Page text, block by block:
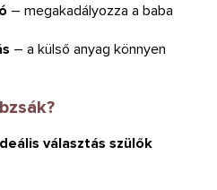
– megakadályozza a baba
– a külső anyag könnyen
választás szülők